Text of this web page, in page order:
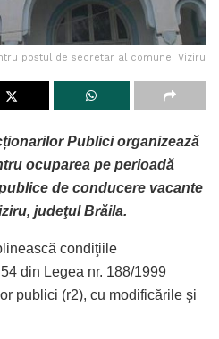
postul de secretar al comunei Viziru
Publici organizează
ocuparea pe perioadă
de conducere vacante
judeţul Brăila.
condiţiile
din Legea nr. 188/1999
publici (r2), cu modificările şi